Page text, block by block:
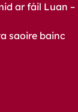
ar fáil Luan –
saoire bainc